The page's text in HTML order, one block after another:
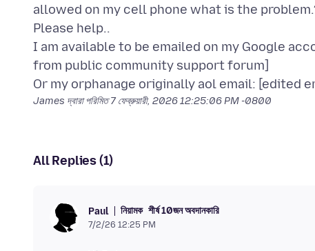
allowed on my cell phone what is the
Please help..
I am available to be emailed on my Google
from public community support forum]
James দ্বারা পরিমিত7 ফেব্রুয়ারী, 2026 12:25:06 PM -0800
All Replies (1)
Paul নিয়ামক শীর্ষ 10জন অবদানকারি
7/2/26 12:25 PM